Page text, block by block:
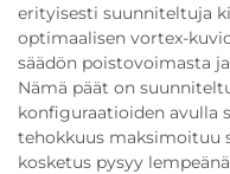
erityisesti suunniteltuja
optimaalisen vortex-
säädön poistovoimasta
Nämä päät on
konfiguraatioiden avulla
tehokkuus maksimoituu
kosketus pysyy